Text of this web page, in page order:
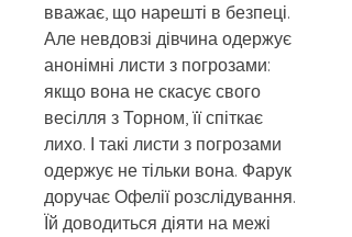
вважає, що нарешті в безпеці.
Але невдовзі дівчина одержує
анонімні листи з погрозами:
якщо вона не скасує свого
весілля з Торном, її спіткає
лихо. І такі листи з погрозами
одержує не тільки вона. Фарук
доручає Офелії розслідування.
Їй доводиться діяти на межі